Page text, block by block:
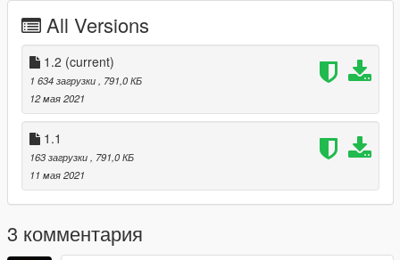
https://teamkaluch.pl
https://www.youtube.com/user/MrKamcioll
(Not my model, I only made the textures)
changelog:
1.2 - I corrected the installation instructions (forgot to give the
link to the model in "HowToInstall" file)
All Versions
1.2 (current)
1 634 загрузки
, 791,0 КБ
12 мая 2021
1.1
163 загрузки
, 791,0 КБ
11 мая 2021
3 комментария